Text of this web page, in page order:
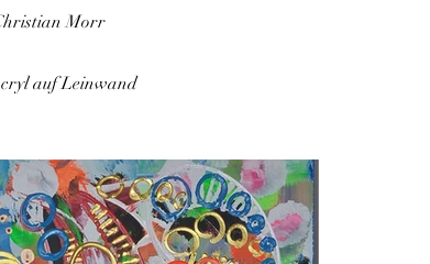
Morr
auf Leinwand